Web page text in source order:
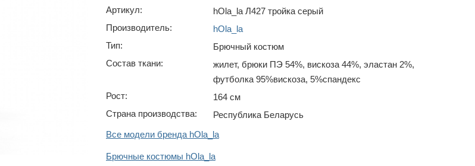
Артикул:
hOla_la Л427 тройка серый
Производитель:
hOla_la
Тип:
Брючный костюм
Состав ткани:
жилет, брюки ПЭ 54%, вискоза 44%, эластан 2%,
футболка 95%вискоза, 5%спандекс
Рост:
164 см
Страна производства:
Республика Беларусь
Все модели бренда hOla_la
Брючные костюмы hOla_la